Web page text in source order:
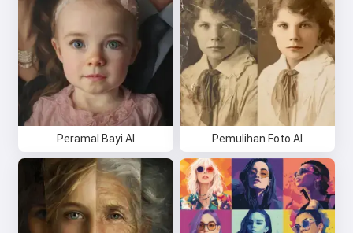
Peramal Bayi AI Pemulihan Foto AI